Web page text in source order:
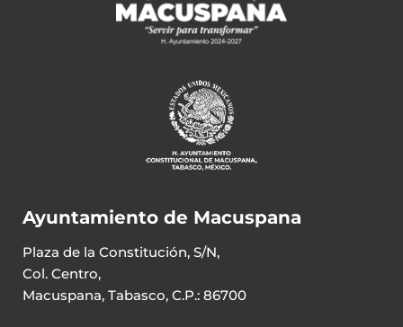
Ayuntamiento de Macuspana
Plaza de la Constitución, S/N,
Col. Centro,
Macuspana, Tabasco, C.P.: 86700